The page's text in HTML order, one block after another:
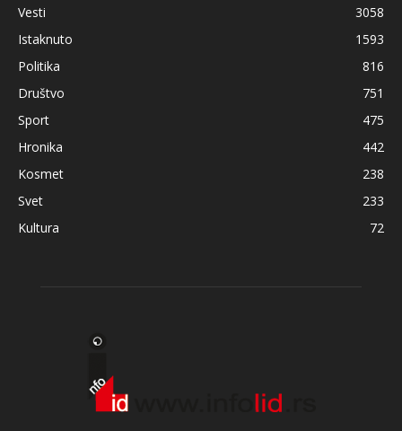
Vesti
3058
Istaknuto
1593
Politika
816
Društvo
751
Sport
475
Hronika
442
Kosmet
238
Svet
233
Kultura
72